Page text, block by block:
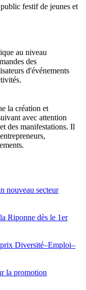
festif de jeunes et
au niveau
des
d'événements
la création et
avec attention
des manifestations. Il
nouveau secteur
Riponne dès le 1er
Diversité–Emploi–
la promotion